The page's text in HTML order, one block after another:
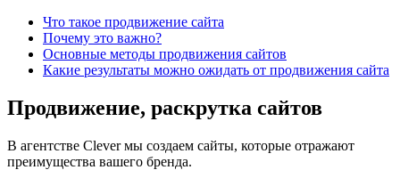
Что такое продвижение сайта
Почему это важно?
Основные методы продвижения сайтов
Какие результаты можно ожидать от продвижения сайта
Продвижение, раскрутка сайтов
В агентстве Clever мы создаем сайты, которые отражают
преимущества вашего бренда.